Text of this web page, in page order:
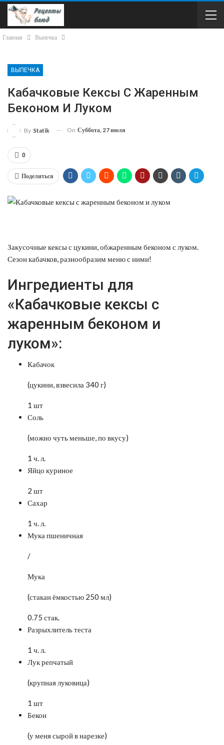
Главная Выпечка
ВЫПЕЧКА
Кабачковые Кексы С Жаренным
Беконом И Луком
By Statik On Суббота, 27 июля
0
Поделиться
Закусочные кексы с цукини, обжаренным беконом с луком.
Сезон кабачков, разнообразим меню с ними!
Ингредиенты для
«Кабачковые кексы с
жаренным беконом и
луком»:
Кабачок
(цукини, взвесила 340 г)
1 шт
Соль
(можно чуть меньше, по вкусу)
1 ч. л.
Яйцо куриное
2 шт
Сахар
1 ч. л.
Мука пшеничная
/
Мука
(стакан ёмкостью 250 мл)
0.75 стак.
Разрыхлитель теста
1 ч. л.
Лук репчатый
(крупная луковица)
1 шт
Бекон
(у меня сырой в нарезке)